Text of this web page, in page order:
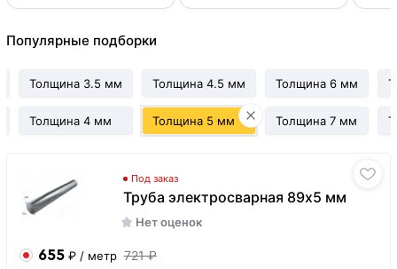
Популярные подборки
Толщина 3.5 мм
Толщина 4 мм
Толщина 4.5 мм
Толщина 5 мм
Толщина 6 мм
Толщина 7 мм
Под заказ
Труба электросварная 89х5 мм
Нет оценок
655 ₽ / метр 721 ₽